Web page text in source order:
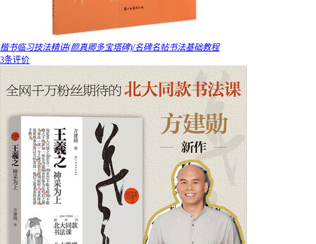
楷书临习技法精讲(颜真卿多宝塔碑)/名碑名帖书法基础教程
3条评价